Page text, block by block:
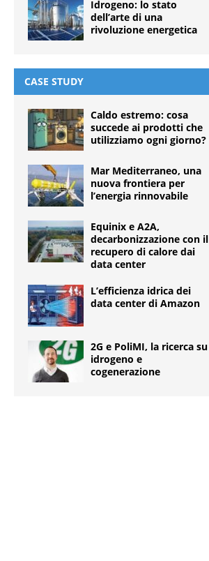
Idrogeno: lo stato
dell’arte di una
rivoluzione energetica
CASE STUDY
Caldo estremo: cosa
succede ai prodotti che
utilizziamo ogni giorno?
Mar Mediterraneo, una
nuova frontiera per
l’energia rinnovabile
Equinix e A2A,
decarbonizzazione con il
recupero di calore dai
data center
L’efficienza idrica dei
data center di Amazon
2G e PoliMI, la ricerca su
idrogeno e
cogenerazione